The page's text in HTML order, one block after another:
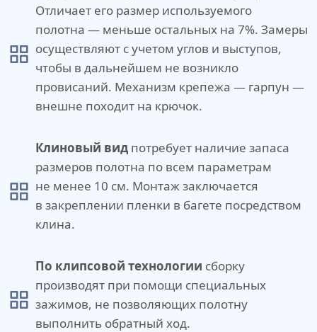
Отличает его размер используемого
полотна — меньше остальных на 7%. Замеры
осуществляют с учетом углов и выступов,
чтобы в дальнейшем не возникло
провисаний. Механизм крепежа — гарпун —
внешне походит на крючок.
Клиновый вид потребует наличие запаса
размеров полотна по всем параметрам
не менее 10 см. Монтаж заключается
в закреплении пленки в багете посредством
клина.
По клипсовой технологии сборку
производят при помощи специальных
зажимов, не позволяющих полотну
выполнить обратный ход.